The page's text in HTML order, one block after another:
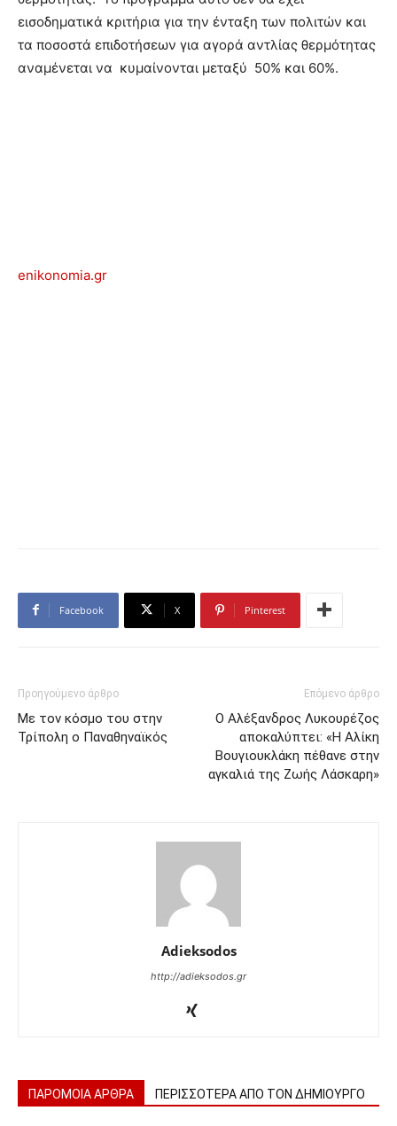
εισοδηματικά κριτήρια για την ένταξη των πολιτών και
τα ποσοστά επιδοτήσεων για αγορά αντλίας θερμότητας
αναμένεται να κυμαίνονται μεταξύ 50% και 60%.
enikonomia.gr
Facebook X Pinterest
Προηγούμενο άρθρο
Με τον κόσμο του στην
Τρίπολη ο Παναθηναϊκός
Επόμενο άρθρο
Ο Αλέξανδρος Λυκουρέζος
αποκαλύπτει: «Η Αλίκη
Βουγιουκλάκη πέθανε στην
αγκαλιά της Ζωής Λάσκαρη»
Adieksodos
http://adieksodos.gr
ΠΑΡΟΜΟΙΑ ΑΡΘΡΑ ΠΕΡΙΣΣΟΤΕΡΑ ΑΠΟ ΤΟΝ ΔΗΜΙΟΥΡΓΟ